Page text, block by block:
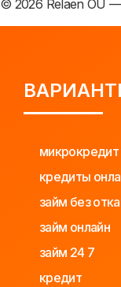
© 2026 Relaen OÜ
микрокредит
кредиты
займ без
займ онлайн
займ 24 7
кредит